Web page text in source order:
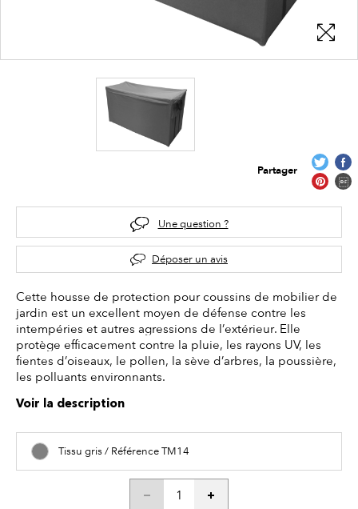
Partager
Une question ?
Déposer un avis
Cette housse de protection pour coussins de mobilier de
jardin est un excellent moyen de défense contre les
intempéries et autres agressions de l’extérieur. Elle
protège efficacement contre la pluie, les rayons UV, les
fientes d’oiseaux, le pollen, la sève d’arbres, la poussière,
les polluants environnants.
Voir la description
Tissu gris / Référence TM14